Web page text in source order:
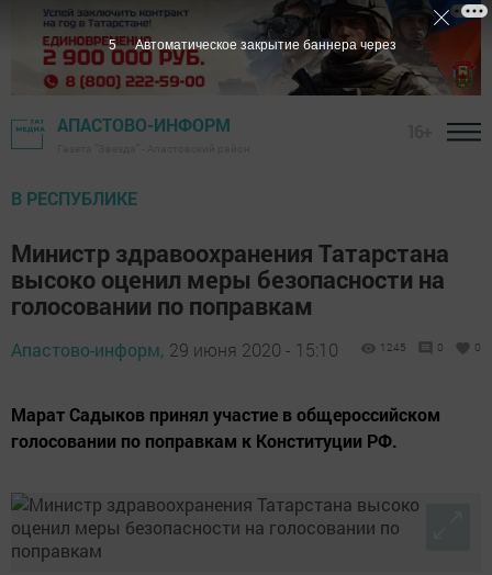
АПАСТОВО-ИНФОРМ
В РЕСПУБЛИКЕ
Министр здравоохранения Татарстана
высоко оценил меры безопасности на
голосовании по поправкам
Апастово-информ, 29 июня 2020 - 15:10 1245 0 0
Марат Садыков принял участие в общероссийском
голосовании по поправкам к Конституции РФ.
4 Автоматическое закрытие баннера через